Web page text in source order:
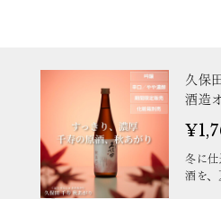
久保
酒造
冬に
酒を、